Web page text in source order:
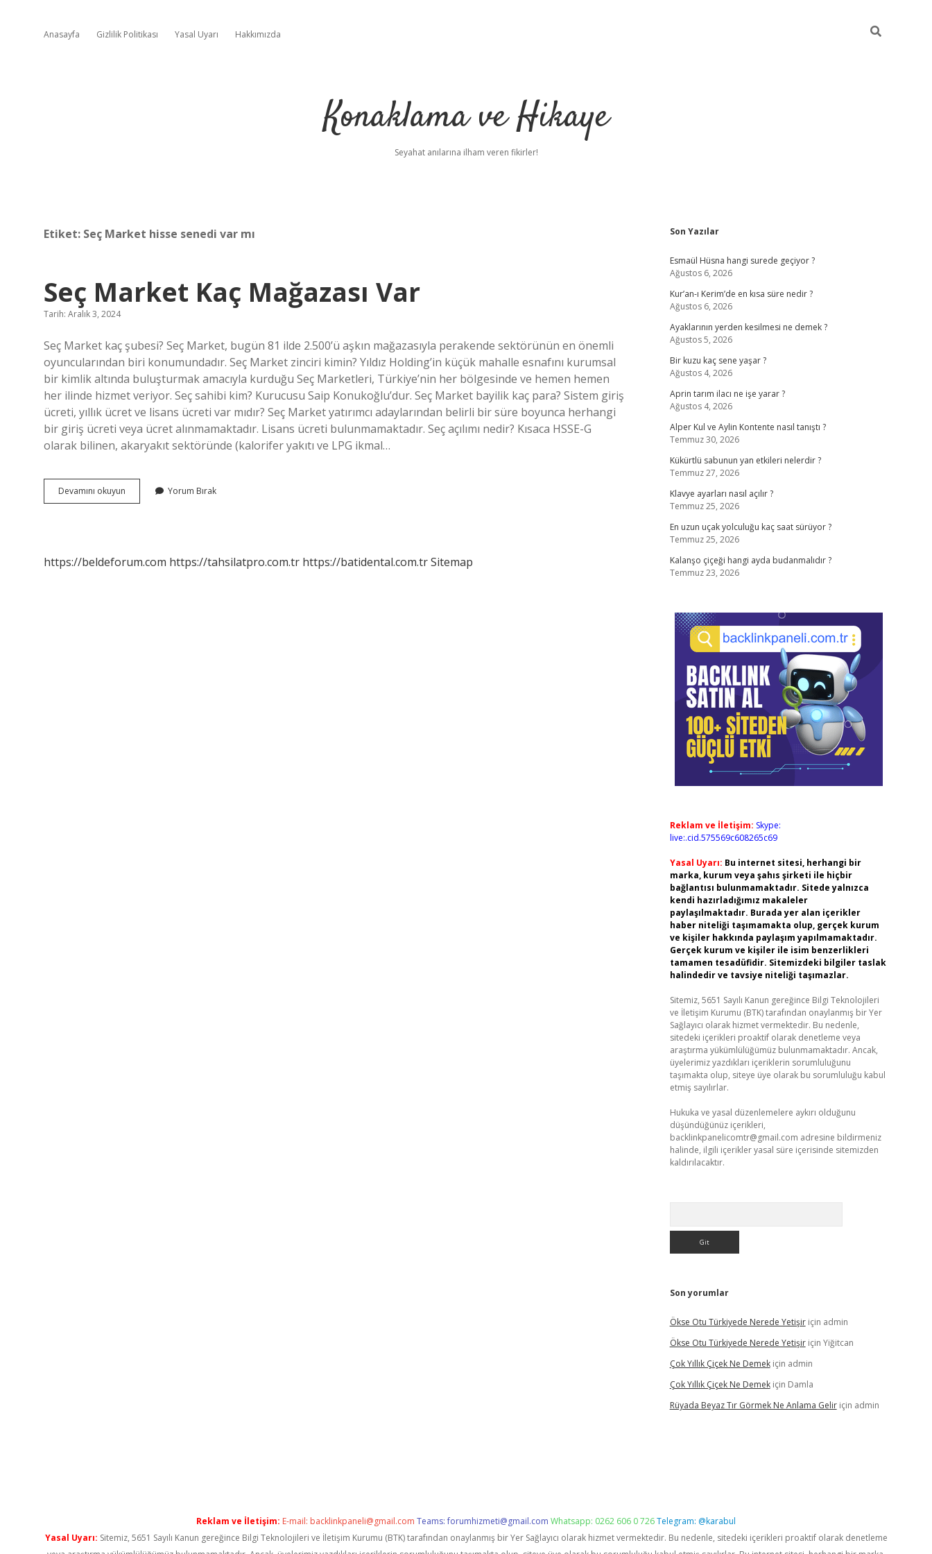
Anasayfa Gizlilik Politikası Yasal Uyarı Hakkımızda
Konaklama ve Hikaye
Seyahat anılarına ilham veren fikirler!
Etiket: Seç Market hisse senedi var mı
Seç Market Kaç Mağazası Var
Tarih: Aralık 3, 2024
Seç Market kaç şubesi? Seç Market, bugün 81 ilde 2.500’ü aşkın mağazasıyla perakende sektörünün en önemli
oyuncularından biri konumundadır. Seç Market zinciri kimin? Yıldız Holding’in küçük mahalle esnafını kurumsal
bir kimlik altında buluşturmak amacıyla kurduğu Seç Marketleri, Türkiye’nin her bölgesinde ve hemen hemen
her ilinde hizmet veriyor. Seç sahibi kim? Kurucusu Saip Konukoğlu’dur. Seç Market bayilik kaç para? Sistem giriş
ücreti, yıllık ücret ve lisans ücreti var mıdır? Seç Market yatırımcı adaylarından belirli bir süre boyunca herhangi
bir giriş ücreti veya ücret alınmamaktadır. Lisans ücreti bulunmamaktadır. Seç açılımı nedir? Kısaca HSSE-G
olarak bilinen, akaryakıt sektöründe (kalorifer yakıtı ve LPG ikmal…
Devamını okuyun
Market
Yorum Bırak
https://beldeforum.com https://tahsilatpro.com.tr https://batidental.com.trSitemap
Sidebar
Son Yazılar
Esmaül Hüsna hangi surede geçiyor ?
Ağustos 6, 2026
Kur’an-ı Kerim’de en kısa süre nedir ?
Ağustos 6, 2026
Ayaklarının yerden kesilmesi ne demek ?
Ağustos 5, 2026
Bir kuzu kaç sene yaşar ?
Ağustos 4, 2026
Aprin tarım ilacı ne işe yarar ?
Ağustos 4, 2026
Alper Kul ve Aylin Kontente nasıl tanıştı ?
Temmuz 30, 2026
Kükürtlü sabunun yan etkileri nelerdir ?
Temmuz 27, 2026
Klavye ayarları nasıl açılır ?
Temmuz 25, 2026
En uzun uçak yolculuğu kaç saat sürüyor ?
Temmuz 25, 2026
Kalanşo çiçeği hangi ayda budanmalıdır ?
Temmuz 23, 2026
Reklam ve İletişim: Skype:
live:.cid.575569c608265c69
Yasal Uyarı: Bu internet sitesi, herhangi bir
marka, kurum veya şahıs şirketi ile hiçbir
bağlantısı bulunmamaktadır. Sitede yalnızca
kendi hazırladığımız makaleler
paylaşılmaktadır. Burada yer alan içerikler
haber niteliği taşımamakta olup, gerçek kurum
ve kişiler hakkında paylaşım yapılmamaktadır.
Gerçek kurum ve kişiler ile isim benzerlikleri
tamamen tesadüfidir. Sitemizdeki bilgiler taslak
halindedir ve tavsiye niteliği taşımazlar.
Sitemiz, 5651 Sayılı Kanun gereğince Bilgi Teknolojileri
ve İletişim Kurumu (BTK) tarafından onaylanmış bir Yer
Sağlayıcı olarak hizmet vermektedir. Bu nedenle,
sitedeki içerikleri proaktif olarak denetleme veya
araştırma yükümlülüğümüz bulunmamaktadır. Ancak,
üyelerimiz yazdıkları içeriklerin sorumluluğunu
taşımakta olup, siteye üye olarak bu sorumluluğu kabul
etmiş sayılırlar.
Hukuka ve yasal düzenlemelere aykırı olduğunu
düşündüğünüz içerikleri,
backlinkpanelicomtr@gmail.com adresine bildirmeniz
halinde, ilgili içerikler yasal süre içerisinde sitemizden
kaldırılacaktır.
Son yorumlar
Ökse Otu Türkiyede Nerede Yetişiriçin admin
Ökse Otu Türkiyede Nerede Yetişiriçin Yiğitcan
Çok Yıllık Çiçek Ne Demekiçin admin
Çok Yıllık Çiçek Ne Demekiçin Damla
Rüyada Beyaz Tır Görmek Ne Anlama Geliriçin admin
Reklam ve İletişim: E-mail: backlinkpaneli@gmail.com Teams:forumhizmeti@gmail.com Whatsapp: 0262 606 0 726Telegram: @karabul
Yasal Uyarı: Sitemiz, 5651 Sayılı Kanun gereğince Bilgi Teknolojileri ve İletişim Kurumu (BTK) tarafından onaylanmış bir Yer Sağlayıcı olarak hizmet vermektedir. Bu nedenle, sitedeki içerikleri proaktif olarak denetleme